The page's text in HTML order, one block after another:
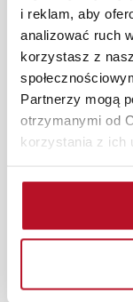
i reklam, aby
analizować ruch
korzystasz z
Partnerzy mogą
otrzymanymi od
korzystania z ich
* Skala
gdzie H1-
najtwardszy
W każdym z
aranżacji mebli,
przygotują
pomieszczenia
złożone w
zamówień
roboczych,